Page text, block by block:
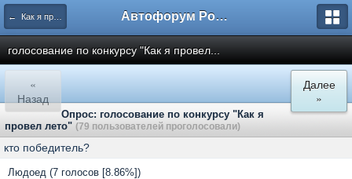
← Как я провёл лето Автофорум Ростова-на-Дону
голосование по конкурсу "Как я провел...
«
Назад
Далее
»
Опрос: голосование по конкурсу "Как я
провел лето" (79 пользователей проголосовали)
кто победитель?
Людоед (7 голосов [8.86%])